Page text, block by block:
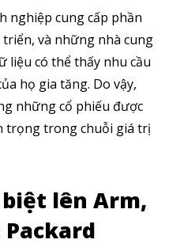
nghiệp cung cấp phần
và những nhà cung
liệu có thể thấy nhu cầu
họ gia tăng. Do vậy,
những cổ phiếu được
trọng trong chuỗi giá trị
lên Arm,